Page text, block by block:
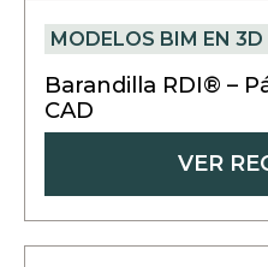
MODELOS BIM EN 3D
Barandilla RDI® –
CAD
VER